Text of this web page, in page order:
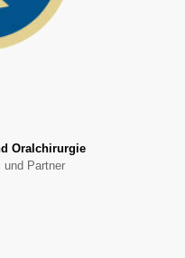
Oralchirurgie
und Partner